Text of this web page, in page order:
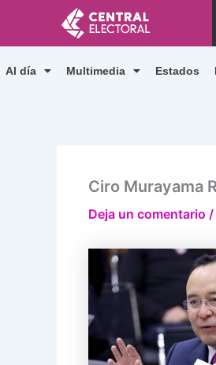
contenido
Al día Multimedia Estados
Ciro Murayama
Deja un comentario /